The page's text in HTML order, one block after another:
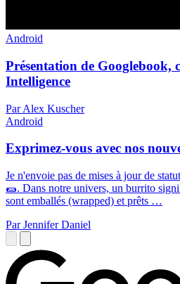
Android
Présentation de Googlebook,
Intelligence
Par Alex Kuscher
Android
Exprimez-vous avec nos
Je n'envoie pas de mises à jour de
🌯. Dans notre univers, un burrito
sont emballés (wrapped) et prêts …
Par Jennifer Daniel